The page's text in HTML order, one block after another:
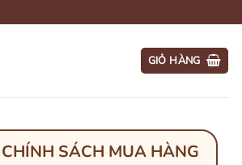
GIỎ HÀNG
CHÍNH SÁCH MUA HÀNG